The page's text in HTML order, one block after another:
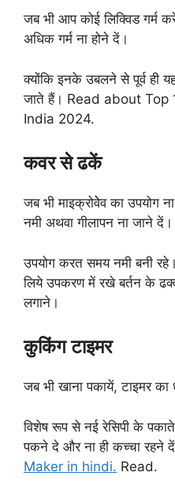
जब भी आप कोई लिक्विड गर्म
अधिक गर्म ना होने दें।
क्योंकि इनके उबलने से पूर्व ही
जाते हैं। Read about
India 2024.
कवर से ढकें
जब भी माइक्रोवेेव का उपयोग
नमी अथवा गीलापन ना जाने दें।
उपयोग करत समय नमी बनी
लिये उपकरण में रखे बर्तन के
लगाने।
कुकिंग टाइमर
जब भी खाना पकायें, टाइमर का
विशेष रूप से नई रेसिपी के
पकने दे और ना ही कच्चा
Maker in hindi. Read.